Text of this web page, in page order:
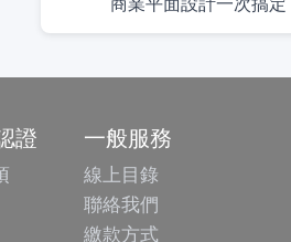
證 一般服務
線上目錄
聯絡我們
繳款方式